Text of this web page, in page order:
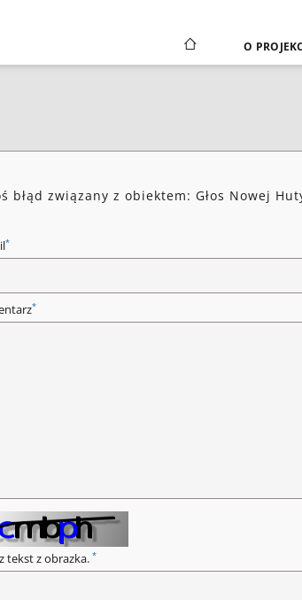
O
błąd związany z obiektem: Głos Nowej
*
*
tekst z obrazka. *